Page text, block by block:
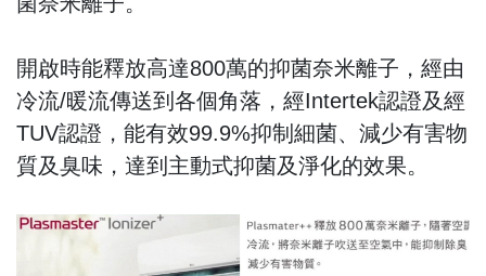
開啟時能釋放高達800萬的抑菌奈米離子，經由
冷流/暖流傳送到各個角落，經Intertek認證及經
TUV認證，能有效99.9%抑制細菌、減少有害物
質及臭味，達到主動式抑菌及淨化的效果。